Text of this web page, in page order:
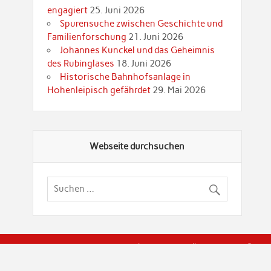
engagiert 25. Juni 2026
Spurensuche zwischen Geschichte und
Familienforschung 21. Juni 2026
Johannes Kunckel und das Geheimnis
des Rubinglases 18. Juni 2026
Historische Bahnhofsanlage in
Hohenleipisch gefährdet 29. Mai 2026
Webseite durchsuchen
© Brandenburgische Genealogische Gesellschaft (BGG)